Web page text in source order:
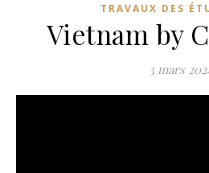
TRAVAUX DES
Vietnam by
3 mars